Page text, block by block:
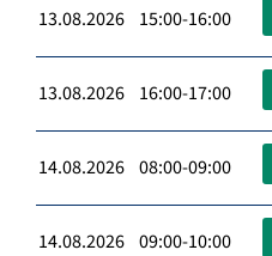
13.08.2026 15:00-16:00
13.08.2026 16:00-17:00
14.08.2026 08:00-09:00
14.08.2026 09:00-10:00